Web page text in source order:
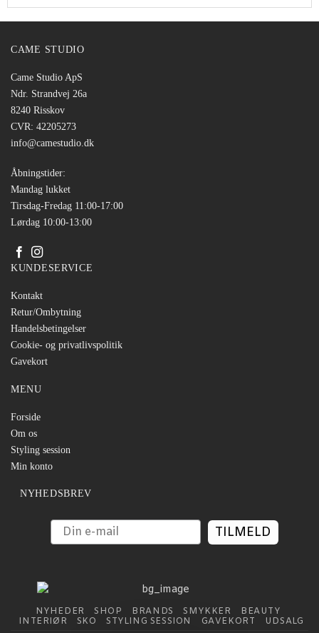
CAME STUDIO
Came Studio ApS
Ndr. Strandvej 26a
8240 Risskov
CVR: 42205273
info@camestudio.dk
Åbningstider:
Mandag lukket
Tirsdag-Fredag 11:00-17:00
Lørdag 10:00-13:00
KUNDESERVICE
Kontakt
Retur/Ombytning
Handelsbetingelser
Cookie- og privatlivspolitik
Gavekort
MENU
Forside
Om os
Styling session
Min konto
NYHEDSBREV
TILMELD
NYHEDER SHOP BRANDS SMYKKER
BEAUTY
INTERIØR
SKO STYLING SESSION GAVEKORT UDSALG